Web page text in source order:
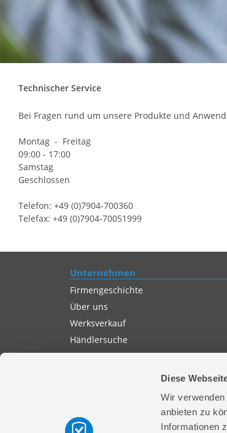
Diese
Wir
anbieten zu
Informationen
Technischer Service
Bei Fragen rund um unsere Produkte und
Montag - Freitag
09:00 - 17:00
Samstag
Geschlossen
Telefon: +49 (0)7904-700360
Telefax: +49 (0)7904-70051999
Unternehmen
Firmengeschichte
Über uns
Werksverkauf
Händlersuche
Servicepartner-International
Autorisierter Internetpartner